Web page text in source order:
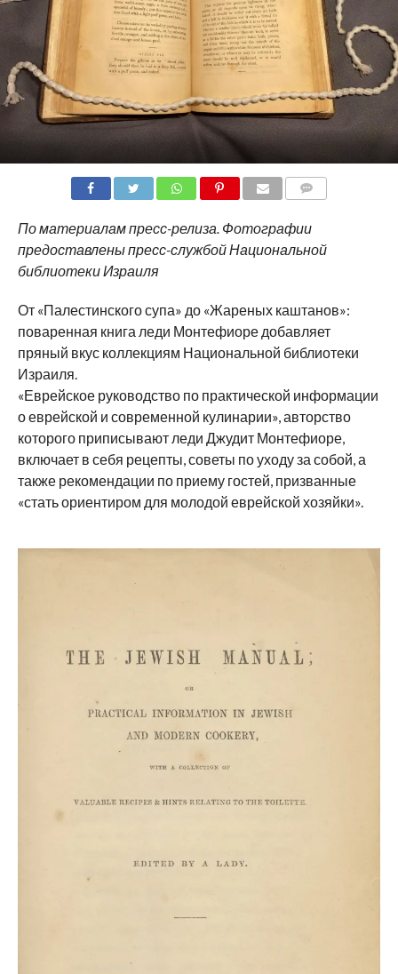
По материалам пресс-релиза. Фотографии
предоставлены пресс-службой Национальной
библиотеки Израиля
От «Палестинского супа» до «Жареных каштанов»:
поваренная книга леди Монтефиоре добавляет
пряный вкус коллекциям Национальной библиотеки
Израиля.
«Еврейское руководство по практической информации
о еврейской и современной кулинарии», авторство
которого приписывают леди Джудит Монтефиоре,
включает в себя рецепты, советы по уходу за собой, а
также рекомендации по приему гостей, призванные
«стать ориентиром для молодой еврейской хозяйки».